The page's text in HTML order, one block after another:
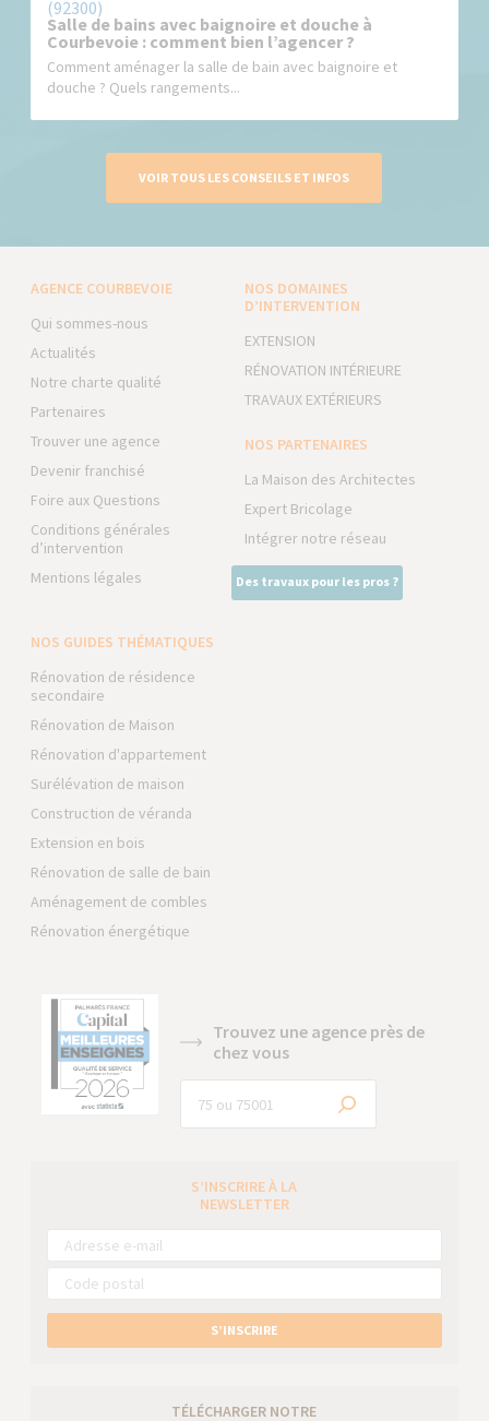
Salle de bains avec baignoire et douche à
Courbevoie : comment bien l’agencer ?
Comment aménager la salle de bain avec baignoire et
douche ? Quels rangements...
VOIR TOUS LES CONSEILS ET INFOS
AGENCE COURBEVOIE
Qui sommes-nous
Actualités
Notre charte qualité
Partenaires
Trouver une agence
Devenir franchisé
Foire aux Questions
Conditions générales
d’intervention
Mentions légales
NOS DOMAINES
D’INTERVENTION
EXTENSION
RÉNOVATION INTÉRIEURE
TRAVAUX EXTÉRIEURS
NOS PARTENAIRES
La Maison des Architectes
Expert Bricolage
Intégrer notre réseau
Des travaux pour les pros ?
NOS GUIDES THÉMATIQUES
Rénovation de résidence
secondaire
Rénovation de Maison
Rénovation d'appartement
Surélévation de maison
Construction de véranda
Extension en bois
Rénovation de salle de bain
Aménagement de combles
Rénovation énergétique
Trouvez une agence près de
chez vous
S’INSCRIRE À LA
NEWSLETTER
S’INSCRIRE
TÉLÉCHARGER NOTRE